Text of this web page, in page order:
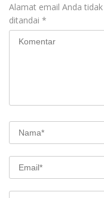
Alamat email Anda
ditandai *